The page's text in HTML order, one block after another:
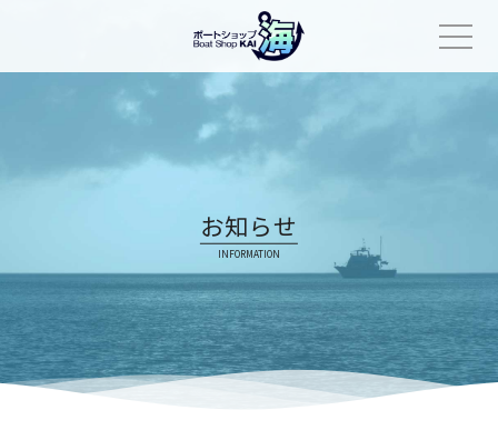
お知らせ
INFORMATION